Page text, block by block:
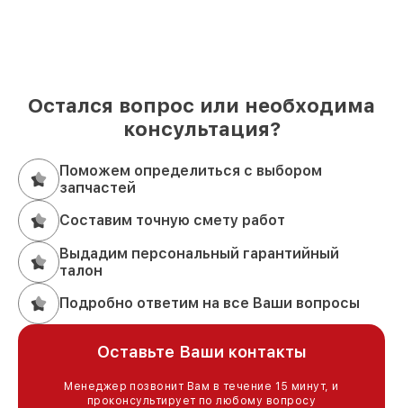
Остался вопрос или необходима
консультация?
Поможем определиться с выбором
запчастей
Составим точную смету работ
Выдадим персональный гарантийный
талон
Подробно ответим на все Ваши вопросы
Оставьте Ваши контакты
Менеджер позвонит Вам в течение 15 минут, и
проконсультирует по любому вопросу